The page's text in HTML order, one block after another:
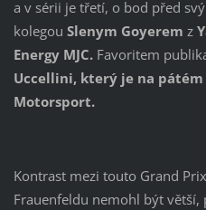
a v sérii je třetí, o bod před
kolegou Slenym Goyerem z
Energy MJC.Favoritem
Uccellini, který je na pátém
Motorsport.
Kontrast mezi touto Grand
Frauenfeldu nemohl být